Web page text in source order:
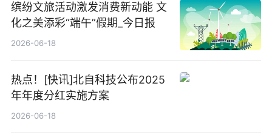
缤纷文旅活动激发消费新动能 文
化之美添彩“端午”假期_今日报
2026-06-18
热点！[快讯]北自科技公布2025
年年度分红实施方案
2026-06-18